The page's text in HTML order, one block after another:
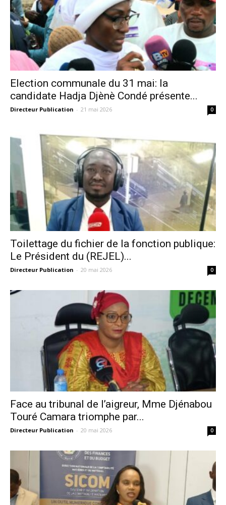
Election communale du 31 mai: la
candidate Hadja Djènè Condé présente...
Directeur Publication - 21 mai 2026 0
Toilettage du fichier de la fonction publique:
Le Président du (REJEL)...
Directeur Publication - 20 mai 2026 0
Face au tribunal de l’aigreur, Mme Djénabou
Touré Camara triomphe par...
Directeur Publication - 20 mai 2026 0